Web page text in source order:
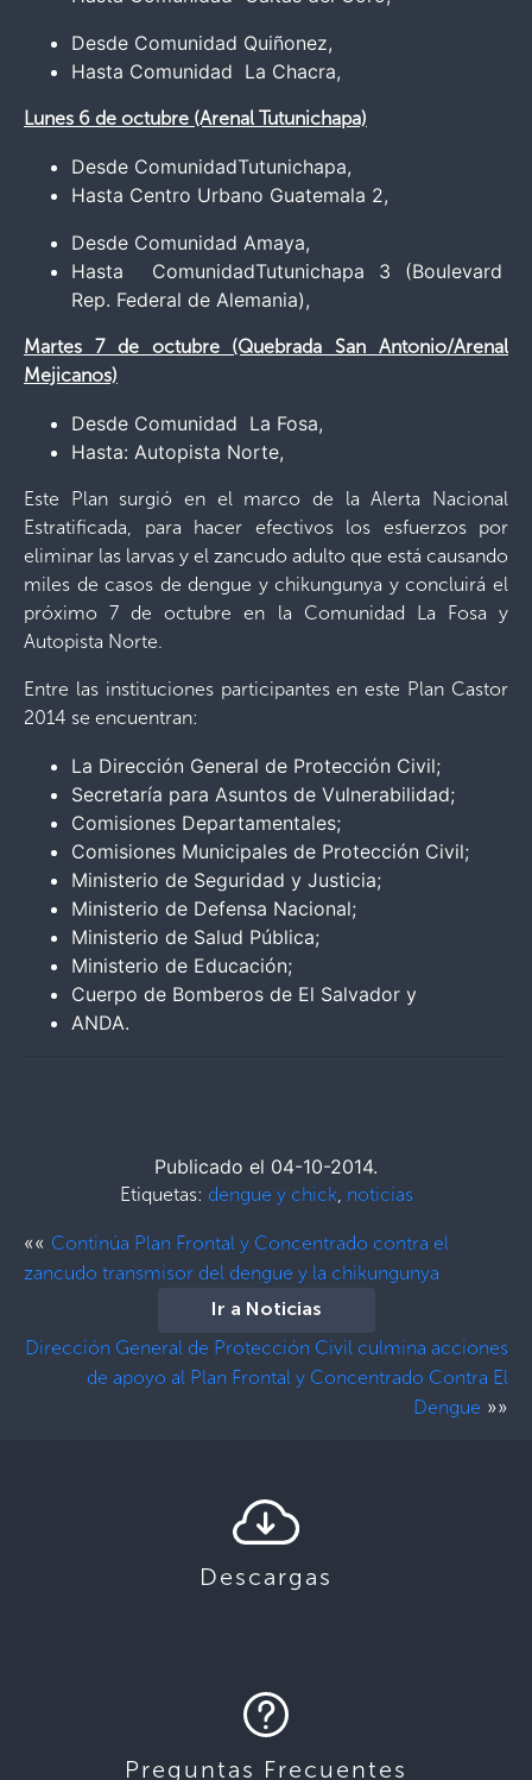
Desde Comunidad Quiñonez,
Hasta Comunidad La Chacra,
Lunes 6 de octubre (Arenal Tutunichapa)
Desde ComunidadTutunichapa,
Hasta Centro Urbano Guatemala 2,
Desde Comunidad Amaya,
Hasta ComunidadTutunichapa 3 (Boulevard
Rep. Federal de Alemania),
Martes 7 de octubre (Quebrada San Antonio/Arenal
Mejicanos)
Desde Comunidad La Fosa,
Hasta: Autopista Norte,
Este Plan surgió en el marco de la Alerta Nacional
Estratificada, para hacer efectivos los esfuerzos por
eliminar las larvas y el zancudo adulto que está causando
miles de casos de dengue y chikungunya y concluirá el
próximo 7 de octubre en la Comunidad La Fosa y
Autopista Norte.
Entre las instituciones participantes en este Plan Castor
2014 se encuentran:
La Dirección General de Protección Civil;
Secretaría para Asuntos de Vulnerabilidad;
Comisiones Departamentales;
Comisiones Municipales de Protección Civil;
Ministerio de Seguridad y Justicia;
Ministerio de Defensa Nacional;
Ministerio de Salud Pública;
Ministerio de Educación;
Cuerpo de Bomberos de El Salvador y
ANDA.
Publicado el 04-10-2014.
Etiquetas: dengue y chick, noticias
«« Continúa Plan Frontal y Concentrado contra el
zancudo transmisor del dengue y la chikungunya
Ir a Noticias
Dirección General de Protección Civil culmina acciones
de apoyo al Plan Frontal y Concentrado Contra El
Dengue »»
Descargas
Preguntas Frecuentes